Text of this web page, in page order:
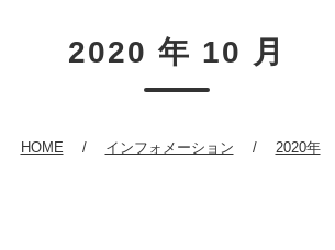
2020 年 10 月
HOME インフォメーション 2020年